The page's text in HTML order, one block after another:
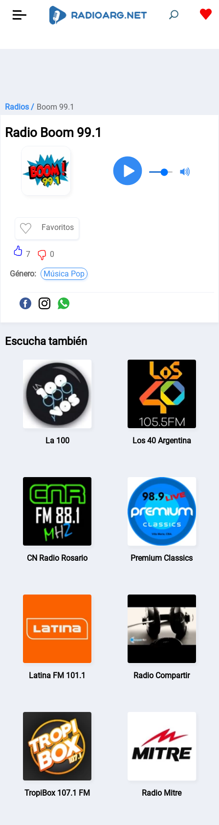
Radios / Boom 99.1
Radio Boom 99.1
Favoritos
7 0
Género: Música Pop
Escucha también
La 100 Los 40 Argentina
CN Radio Rosario Premium Classics
Latina FM 101.1 Radio Compartir
TropiBox 107.1 FM Radio Mitre